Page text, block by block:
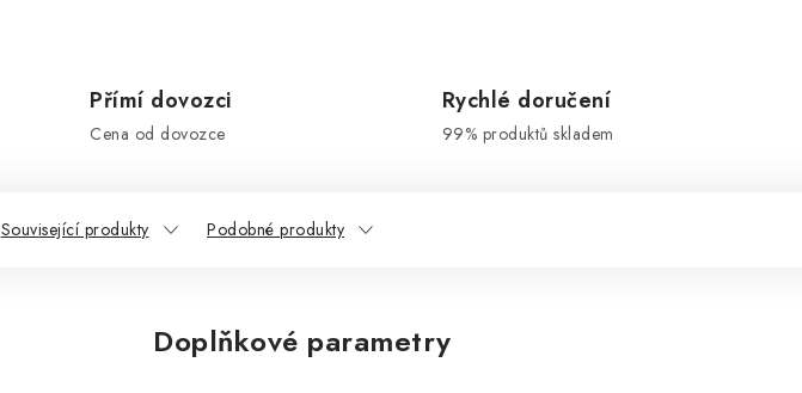
Přímí dovozci
Cena od dovozce
Rychlé doručení
99% produktů skladem
Související produkty Podobné produkty
Doplňkové parametry